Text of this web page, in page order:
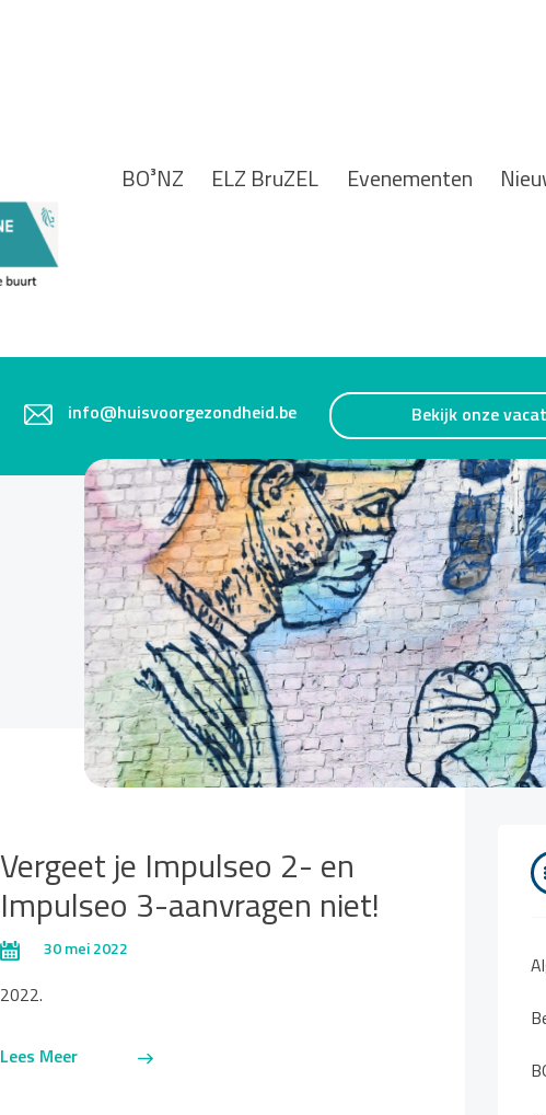
BO³NZ ELZ BruZEL Evenementen
info@huisvoorgezondheid.be Bekijk onze
Vergeet je Impulseo 2- en
Impulseo 3-aanvragen niet!
30 mei 2022
2022.
Lees Meer